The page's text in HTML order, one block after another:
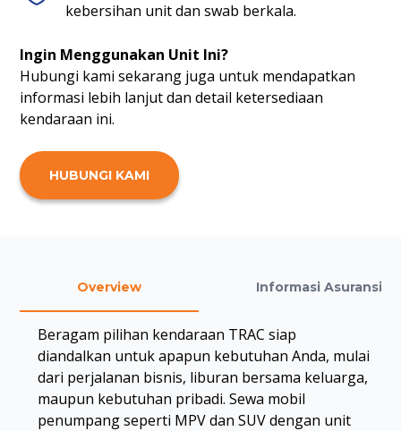
kebersihan unit dan swab berkala.
Ingin Menggunakan Unit Ini?
Hubungi kami sekarang juga untuk mendapatkan
informasi lebih lanjut dan detail ketersediaan
kendaraan ini.
HUBUNGI KAMI
Overview Informasi Asuransi
Beragam pilihan kendaraan TRAC siap
diandalkan untuk apapun kebutuhan Anda, mulai
dari perjalanan bisnis, liburan bersama keluarga,
maupun kebutuhan pribadi. Sewa mobil
penumpang seperti MPV dan SUV dengan unit